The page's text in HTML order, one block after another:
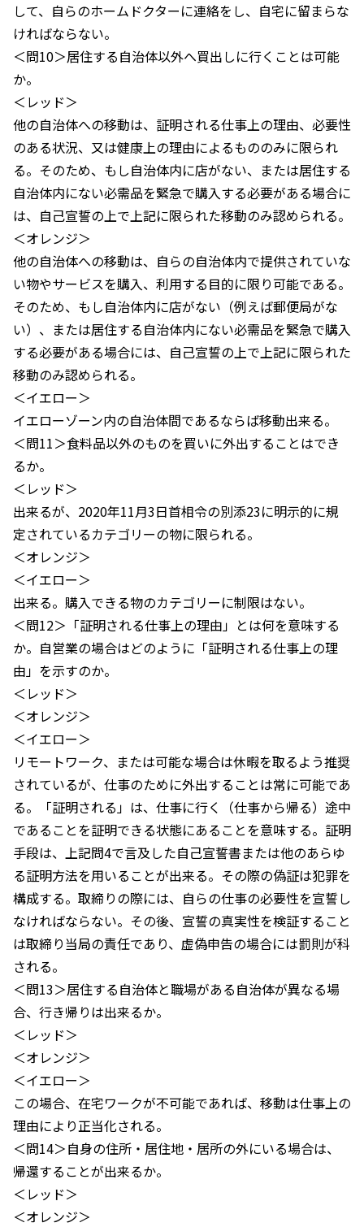
して、自らのホームドクターに連絡をし、自宅に留まらな
ければならない。
＜問10＞居住する自治体以外へ買出しに行くことは可能
か。
＜レッド＞
他の自治体への移動は、証明される仕事上の理由、必要性
のある状況、又は健康上の理由によるもののみに限られ
る。そのため、もし自治体内に店がない、または居住する
自治体内にない必需品を緊急で購入する必要がある場合に
は、自己宣誓の上で上記に限られた移動のみ認められる。
＜オレンジ＞
他の自治体への移動は、自らの自治体内で提供されていな
い物やサービスを購入、利用する目的に限り可能である。
そのため、もし自治体内に店がない（例えば郵便局がな
い）、または居住する自治体内にない必需品を緊急で購入
する必要がある場合には、自己宣誓の上で上記に限られた
移動のみ認められる。
＜イエロー＞
イエローゾーン内の自治体間であるならば移動出来る。
＜問11＞食料品以外のものを買いに外出することはでき
るか。
＜レッド＞
出来るが、2020年11月3日首相令の別添23に明示的に規
定されているカテゴリーの物に限られる。
＜オレンジ＞
＜イエロー＞
出来る。購入できる物のカテゴリーに制限はない。
＜問12＞「証明される仕事上の理由」とは何を意味する
か。自営業の場合はどのように「証明される仕事上の理
由」を示すのか。
＜レッド＞
＜オレンジ＞
＜イエロー＞
リモートワーク、または可能な場合は休暇を取るよう推奨
されているが、仕事のために外出することは常に可能であ
る。「証明される」は、仕事に行く（仕事から帰る）途中
であることを証明できる状態にあることを意味する。証明
手段は、上記問4で言及した自己宣誓書または他のあらゆ
る証明方法を用いることが出来る。その際の偽証は犯罪を
構成する。取締りの際には、自らの仕事の必要性を宣誓し
なければならない。その後、宣誓の真実性を検証すること
は取締り当局の責任であり、虚偽申告の場合には罰則が科
される。
＜問13＞居住する自治体と職場がある自治体が異なる場
合、行き帰りは出来るか。
＜レッド＞
＜オレンジ＞
＜イエロー＞
この場合、在宅ワークが不可能であれば、移動は仕事上の
理由により正当化される。
＜問14＞自身の住所・居住地・居所の外にいる場合は、
帰還することが出来るか。
＜レッド＞
＜オレンジ＞